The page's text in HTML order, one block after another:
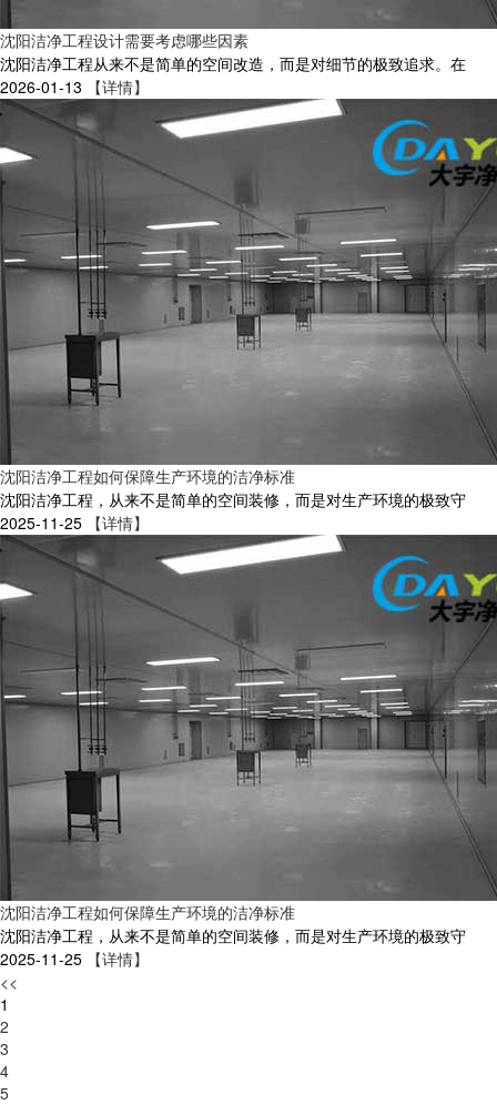
沈阳洁净工程设计需要考虑哪些因素
沈阳洁净工程从来不是简单的空间改造，而是对细节的极致追求。在
2026-01-13
【详情】
沈阳洁净工程如何保障生产环境的洁净标准
沈阳洁净工程，从来不是简单的空间装修，而是对生产环境的极致守
2025-11-25 【详情】
沈阳洁净工程如何保障生产环境的洁净标准
沈阳洁净工程，从来不是简单的空间装修，而是对生产环境的极致守
2025-11-25 【详情】
<<
1
2
3
4
5